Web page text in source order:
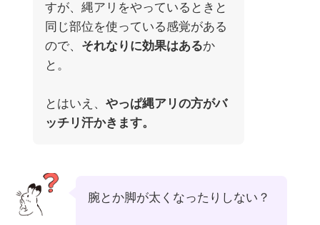
すが、縄アリをやっているときと
同じ部位を使っている感覚がある
ので、 それなりに効果はあるか
と。
とはいえ、やっぱ縄アリの方がバ
ッチリ汗かきます。
腕とか脚が太くなったりしない？